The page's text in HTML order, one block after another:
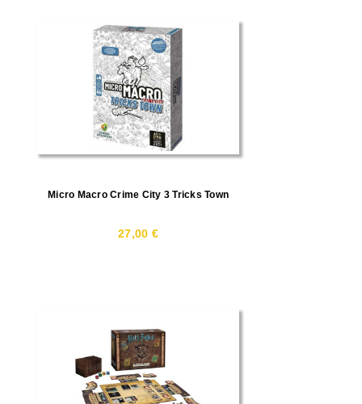
Micro Macro Crime City 3 Tricks Town
27,00 €